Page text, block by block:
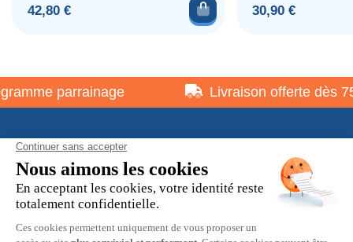
Prix
42,80 € Ajouter au panier
Prix
30,90 €
parrainage Livraison offerte dès 75
À propos
Informations pratiques